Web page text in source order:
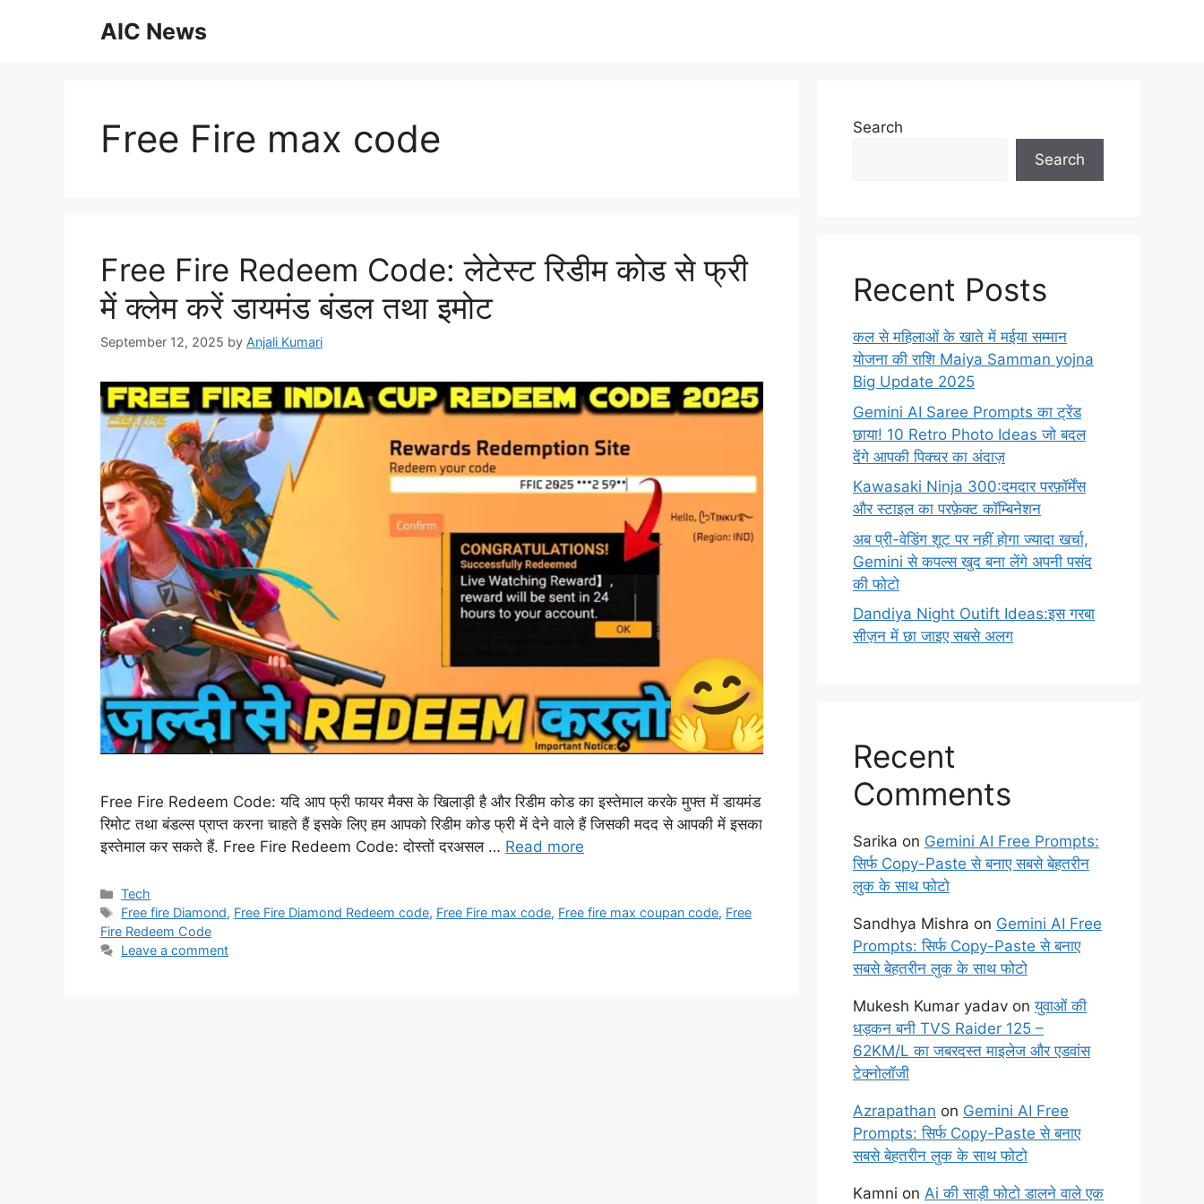
AIC News
Free Fire max code
Free Fire Redeem Code: लेटेस्ट रिडीम कोड से फ्री
में क्लेम करें डायमंड बंडल तथा इमोट
September 12, 2025 by Anjali Kumari
Free Fire Redeem Code: यदि आप फ्री फायर मैक्स के खिलाड़ी है और रिडीम कोड का इस्तेमाल करके मुफ्त में डायमंड
रिमोट तथा बंडल्स प्राप्त करना चाहते हैं इसके लिए हम आपको रिडीम कोड फ्री में देने वाले हैं जिसकी मदद से आपकी में इसका
इस्तेमाल कर सकते हैं. Free Fire Redeem Code: दोस्तों दरअसल … Read more
Categories
Tech
Tags
Free fire Diamond, Free Fire Diamond Redeem code, Free Fire max code, Free fire max coupan code, Free
Fire Redeem Code
Leave a comment
Search
Search
Recent Posts
कल से महिलाओं के खाते में मईया सम्मान
योजना की राशि Maiya Samman yojna
Big Update 2025
Gemini AI Saree Prompts का ट्रेंड
छाया! 10 Retro Photo Ideas जो बदल
देंगे आपकी पिक्चर का अंदाज़
Kawasaki Ninja 300:दमदार परफ़ॉर्मेंस
और स्टाइल का परफ़ेक्ट कॉम्बिनेशन
अब प्री-वेडिंग शूट पर नहीं होगा ज्यादा खर्चा,
Gemini से कपल्स खुद बना लेंगे अपनी पसंद
की फोटो
Dandiya Night Outift Ideas:इस गरबा
सीज़न में छा जाइए सबसे अलग
Recent
Comments
Sarika on Gemini AI Free Prompts:
सिर्फ Copy-Paste से बनाए सबसे बेहतरीन
लुक के साथ फोटो
Sandhya Mishra on Gemini AI Free
Prompts: सिर्फ Copy-Paste से बनाए
सबसे बेहतरीन लुक के साथ फोटो
Mukesh Kumar yadav onयुवाओं की
धड़कन बनी TVS Raider 125 –
62KM/L का जबरदस्त माइलेज और एडवांस
टेक्नोलॉजी
Azrapathan on Gemini AI Free
Prompts: सिर्फ Copy-Paste से बनाए
सबसे बेहतरीन लुक के साथ फोटो
Kamni on Ai की साड़ी फोटो डालने वाले एक